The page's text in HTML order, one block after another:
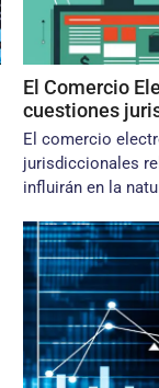
El Comercio
cuestiones
El comercio
jurisdiccionales
influirán en la